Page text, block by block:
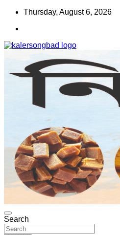
Skip
content
Thursday, August 6, 2026
কালের সংবাদ
www.kalersongbad.com
Search